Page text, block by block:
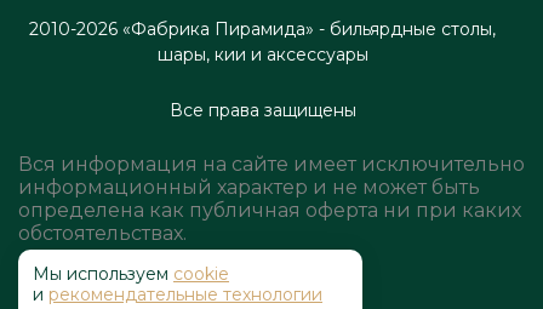
2010-2026 «Фабрика Пирамида» - бильярдные столы,
шары, кии и аксессуары
Все права защищены
Вся информация на сайте имеет исключительно
информационный характер и не может быть
определена как публичная оферта ни при каких
обстоятельствах.
Мы используем cookie
и рекомендательные технологии